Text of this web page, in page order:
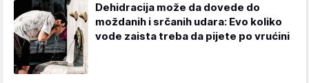
Dehidracija može da dovede do
moždanih i srčanih udara: Evo koliko
vode zaista treba da pijete po vrućini